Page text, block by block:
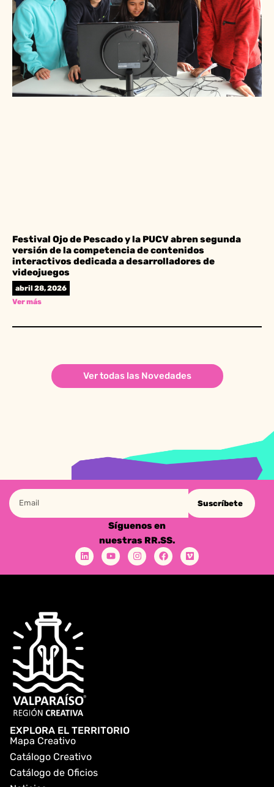
Festival Ojo de Pescado y la PUCV abren segunda
versión de la competencia de contenidos
interactivos dedicada a desarrolladores de
videojuegos
abril 28, 2026
Ver más
Ver todas las Novedades
Suscríbete
Síguenos en
nuestras RR.SS.
EXPLORA EL TERRITORIO
Mapa Creativo
Catálogo Creativo
Catálogo de Oficios